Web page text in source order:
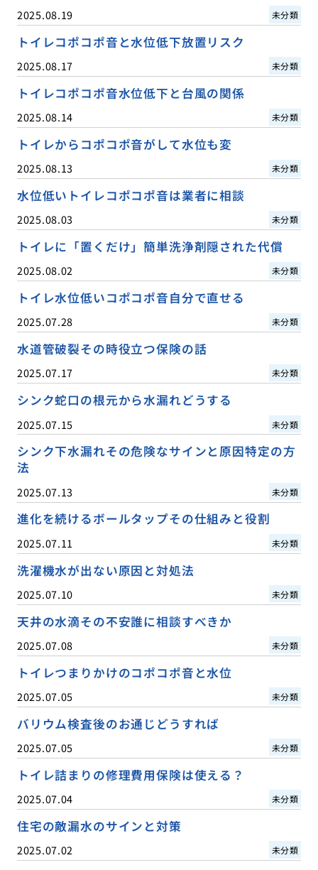
2025.08.19 未分類
トイレコポコポ音と水位低下放置リスク
2025.08.17 未分類
トイレコポコポ音水位低下と台風の関係
2025.08.14 未分類
トイレからコポコポ音がして水位も変
2025.08.13 未分類
水位低いトイレコポコポ音は業者に相談
2025.08.03 未分類
トイレに「置くだけ」簡単洗浄剤隠された代償
2025.08.02 未分類
トイレ水位低いコポコポ音自分で直せる
2025.07.28 未分類
水道管破裂その時役立つ保険の話
2025.07.17 未分類
シンク蛇口の根元から水漏れどうする
2025.07.15 未分類
シンク下水漏れその危険なサインと原因特定の方
法
2025.07.13 未分類
進化を続けるボールタップその仕組みと役割
2025.07.11 未分類
洗濯機水が出ない原因と対処法
2025.07.10 未分類
天井の水滴その不安誰に相談すべきか
2025.07.08 未分類
トイレつまりかけのコポコポ音と水位
2025.07.05 未分類
バリウム検査後のお通じどうすれば
2025.07.05 未分類
トイレ詰まりの修理費用保険は使える？
2025.07.04 未分類
住宅の敵漏水のサインと対策
2025.07.02 未分類